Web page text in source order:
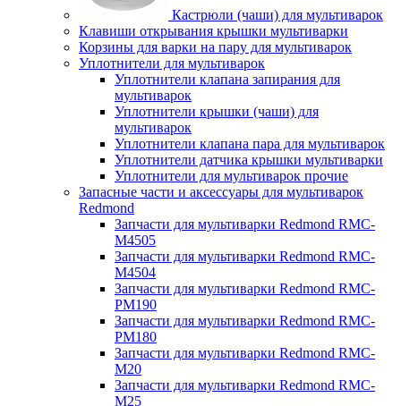
Кастрюли (чаши) для мультиварок
Клавиши открывания крышки мультиварки
Корзины для варки на пару для мультиварок
Уплотнители для мультиварок
Уплотнители клапана запирания для
мультиварок
Уплотнители крышки (чаши) для
мультиварок
Уплотнители клапана пара для мультиварок
Уплотнители датчика крышки мультиварки
Уплотнители для мультиварок прочие
Запасные части и аксессуары для мультиварок
Redmond
Запчасти для мультиварки Redmond RMC-
M4505
Запчасти для мультиварки Redmond RMC-
M4504
Запчасти для мультиварки Redmond RMC-
PM190
Запчасти для мультиварки Redmond RMC-
PM180
Запчасти для мультиварки Redmond RMC-
M20
Запчасти для мультиварки Redmond RMC-
M25